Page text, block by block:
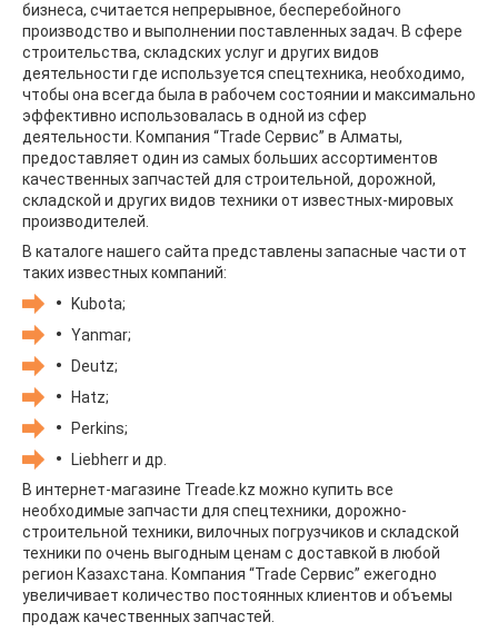
бизнеса, считается непрерывное, бесперебойного
производство и выполнении поставленных задач. В сфере
строительства, складских услуг и других видов
деятельности где используется спецтехника, необходимо,
чтобы она всегда была в рабочем состоянии и максимально
эффективно использовалась в одной из сфер
деятельности. Компания “Trade Сервис” в Алматы,
предоставляет один из самых больших ассортиментов
качественных запчастей для строительной, дорожной,
складской и других видов техники от известных-мировых
производителей.
В каталоге нашего сайта представлены запасные части от
таких известных компаний:
Kubota;
Yanmar;
Deutz;
Hatz;
Perkins;
Liebherr и др.
В интернет-магазине Treade.kz можно купить все
необходимые запчасти для спецтехники, дорожно-
строительной техники, вилочных погрузчиков и складской
техники по очень выгодным ценам с доставкой в любой
регион Казахстана. Компания “Trade Сервис” ежегодно
увеличивает количество постоянных клиентов и объемы
продаж качественных запчастей.